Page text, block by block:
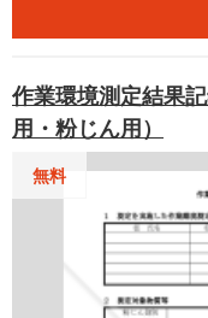
すぐに運用を開始で
につながります。 ■取引先名簿とは 企業間取引における相
するための文書です
購買部門などが、業
作成・更新します。 ■テンプレートの利用シーン ＜新規取
引先の登録・既存情
更時に、最新の連絡
活用できます。 ＜部
＞ 営業・経理・購買
し、業務の属人化を防ぐこ
作業環境測定結果
用・粉じん用）
無料